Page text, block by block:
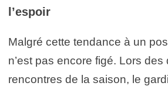
l’espoir
Malgré cette tendance à un
n’est pas encore figé. Lors des
rencontres de la saison, le